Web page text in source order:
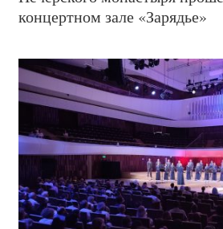
концертном зале «Зарядье»